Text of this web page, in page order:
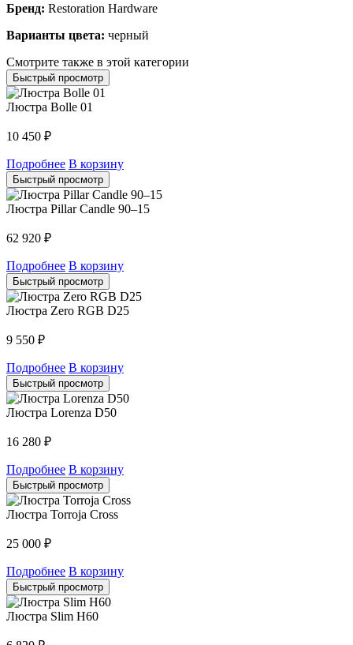
Бренд: Restoration Hardware
Варианты цвета: черный
Смотрите также в этой категории
Быстрый просмотр
Люстра Bolle 01
10 450 ₽
Подробнее В корзину
Быстрый просмотр
Люстра Pillar Candle 90–15
62 920 ₽
Подробнее В корзину
Быстрый просмотр
Люстра Zero RGB D25
9 550 ₽
Подробнее В корзину
Быстрый просмотр
Люстра Lorenza D50
16 280 ₽
Подробнее В корзину
Быстрый просмотр
Люстра Torroja Cross
25 000 ₽
Подробнее В корзину
Быстрый просмотр
Люстра Slim H60